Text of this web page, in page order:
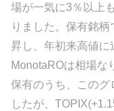
場が一気に3％以上
りました。保有銘
昇し、年初来高値に
MonotaROは相場な
保有のうち、このグ
したが、